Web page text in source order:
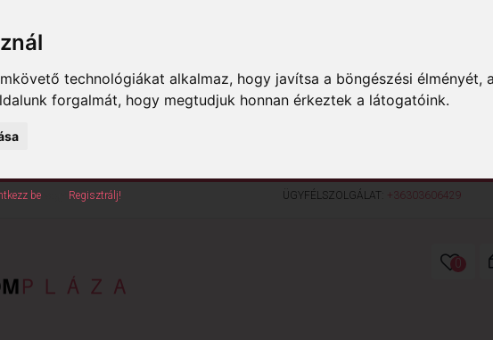
technológiákat alkalmaz, hogy javítsa a böngészési
forgalmát, hogy megtudjuk honnan érkeztek a látogatóink.
be Regisztrálj! ÜGYFÉLSZOLGÁLAT: +36303606429
0